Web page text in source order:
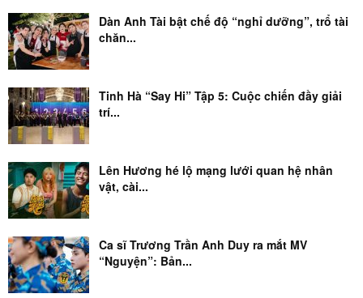
Dàn Anh Tài bật chế độ “nghỉ dưỡng”, trổ tài
chăn...
Tinh Hà “Say Hi” Tập 5: Cuộc chiến đầy giải
trí...
Lên Hương hé lộ mạng lưới quan hệ nhân
vật, cài...
Ca sĩ Trương Trần Anh Duy ra mắt MV
“Nguyện”: Bản...